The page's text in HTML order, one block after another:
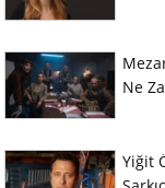
Ne
Yiğit